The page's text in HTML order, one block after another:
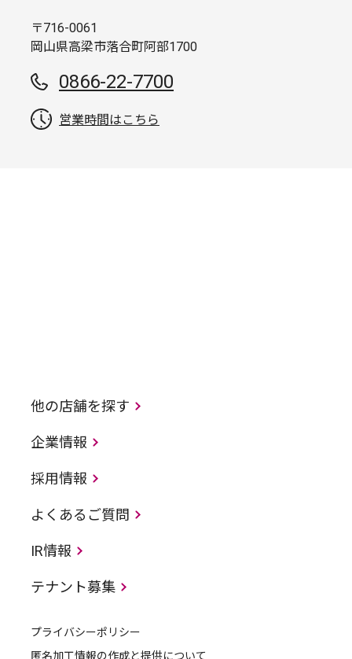
〒716-0061
岡山県高梁市落合町阿部1700
0866-22-7700
営業時間はこちら
他の店舗を探す
企業情報
採用情報
よくあるご質問
IR情報
テナント募集
プライバシーポリシー
匿名加工情報の作成と提供について